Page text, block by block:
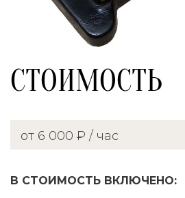
СТОИМОСТЬ
от 6 000 ₽ / час
В СТОИМОСТЬ ВКЛЮЧЕНО: